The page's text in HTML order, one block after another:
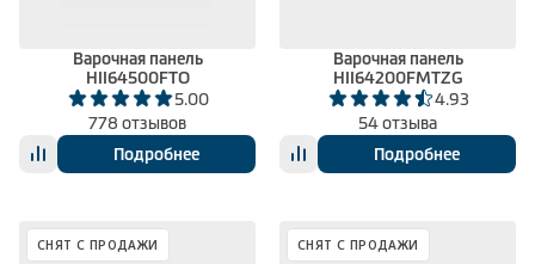
Варочная панель
HII64500FTO
5.00
778 отзывов
Подробнее
Варочная панель
HII64200FMTZG
4.93
54 отзыва
Подробнее
СНЯТ С ПРОДАЖИ СНЯТ С ПРОДАЖИ